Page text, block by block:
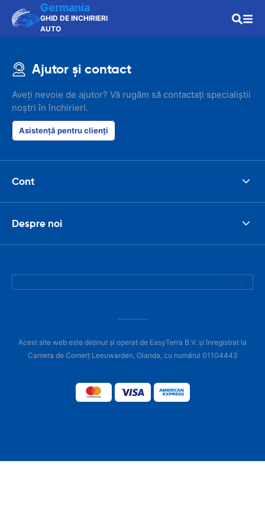
Germania
GHID DE INCHIRIERI
AUTO
Ajutor și contact
Aveți nevoie de ajutor? Vă rugăm să contactați specialiștii
noștri în închirieri.
Asistență pentru clienți
Cont
Despre noi
Acest site web este deținut și operat de EasyTerra B.V. și înregistrat la
Camera de Comerț Leeuwarden, Olanda, cu numărul 01104443